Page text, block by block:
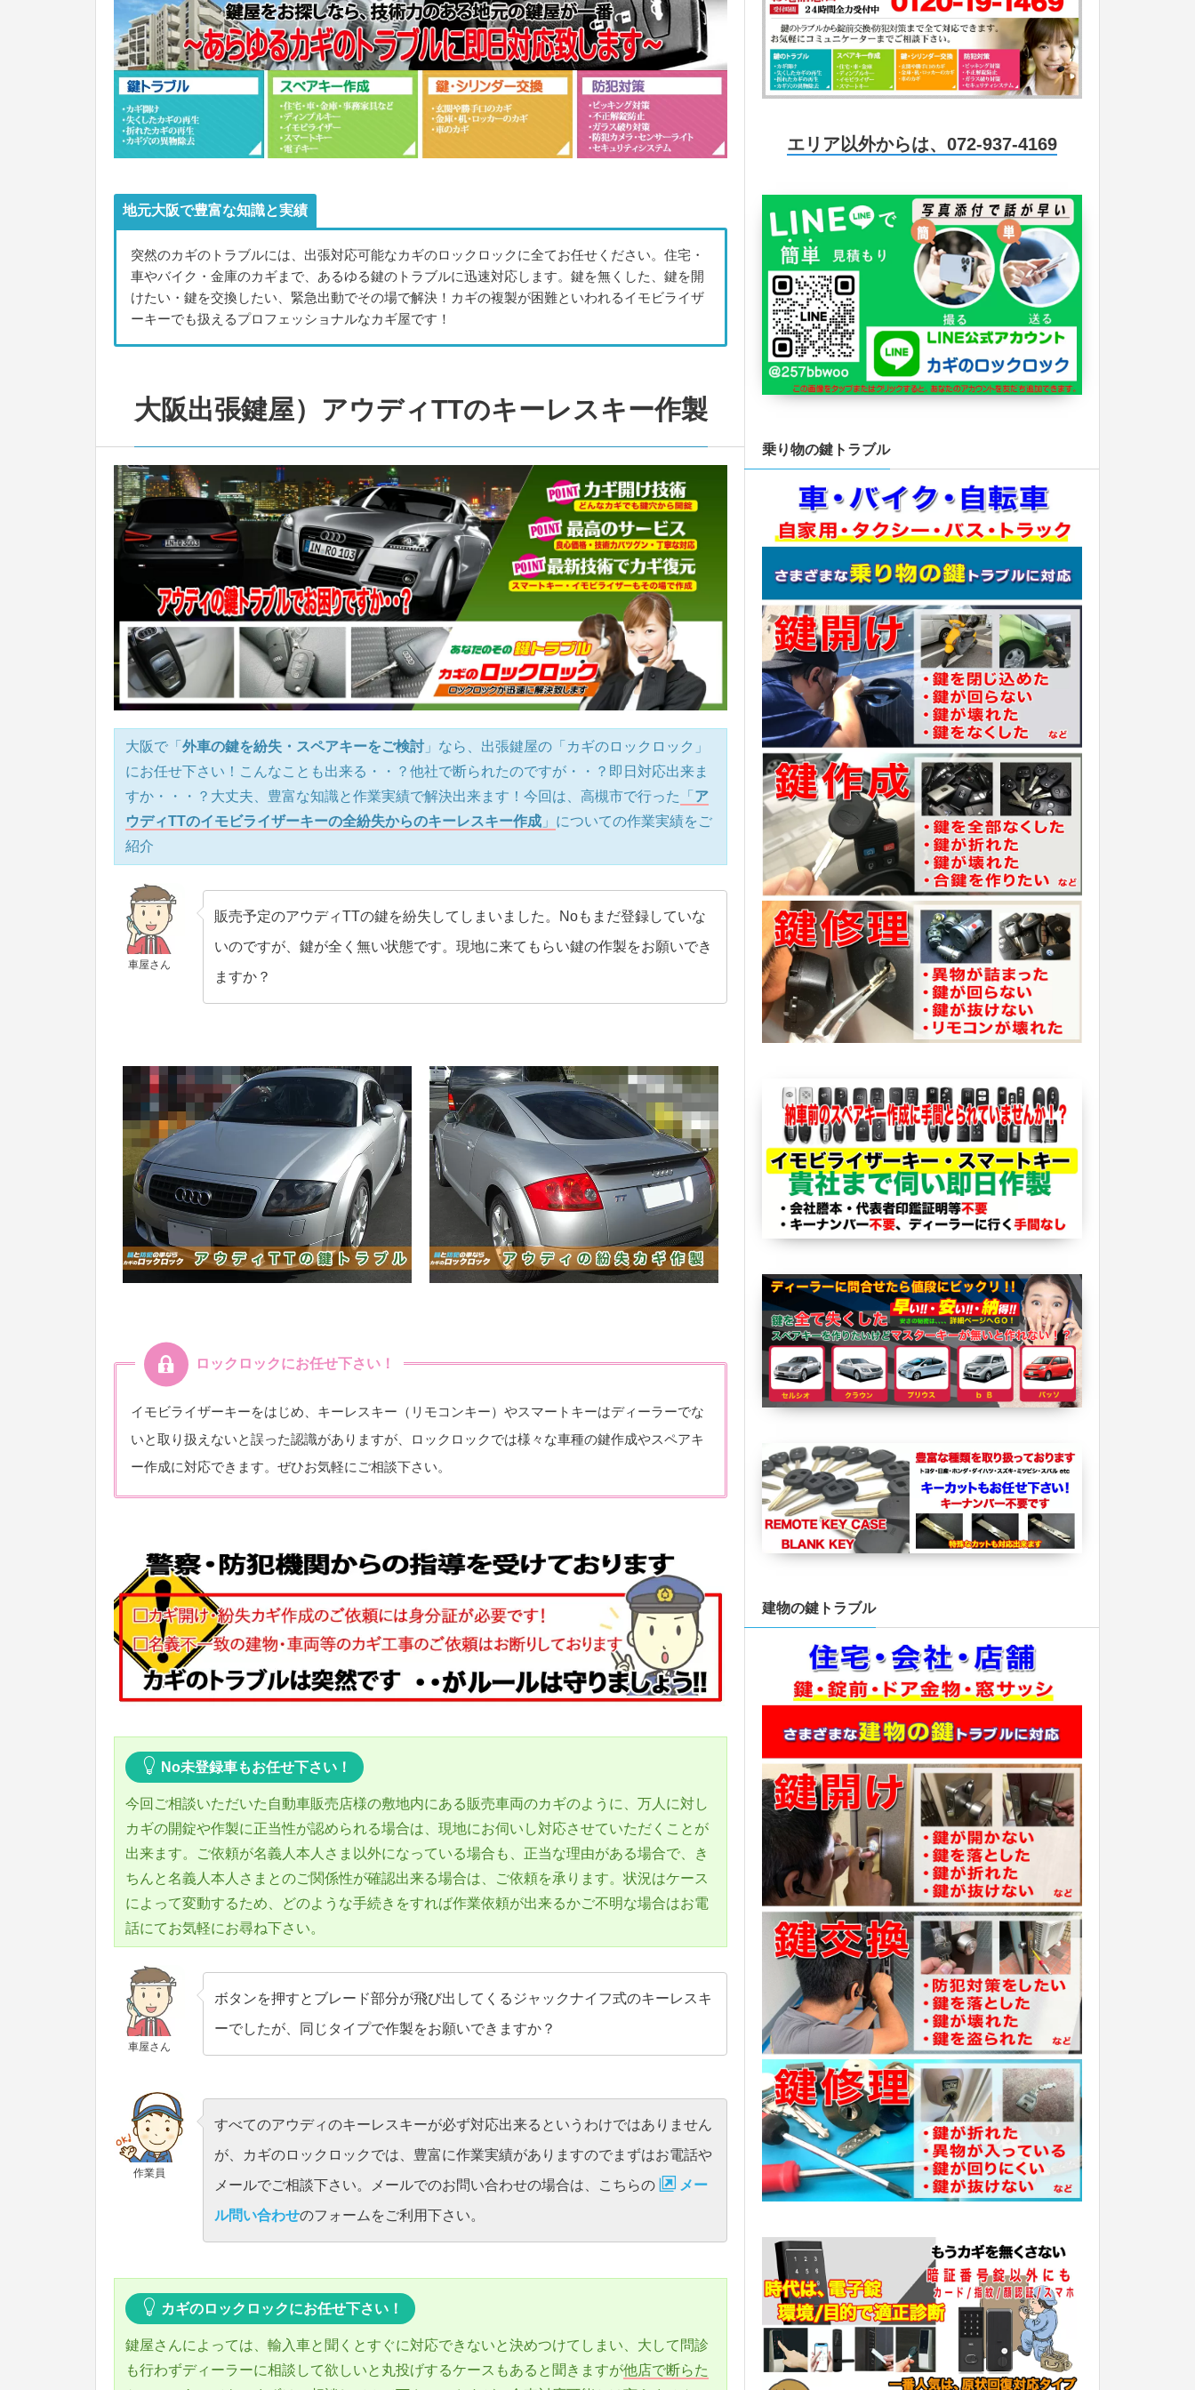
地元大阪で豊富な知識と実績
突然のカギのトラブルには、出張対応可能なカギのロックロックに全てお任せください。住宅・
車やバイク・金庫のカギまで、あるゆる鍵のトラブルに迅速対応します。鍵を無くした、鍵を開
けたい・鍵を交換したい、緊急出動でその場で解決！カギの複製が困難といわれるイモビライザ
ーキーでも扱えるプロフェッショナルなカギ屋です！
大阪出張鍵屋）アウディTTのキーレスキー作製
大阪で「 外車の鍵を紛失・スペアキーをご検討 」なら、出張鍵屋の「カギのロックロック」
にお任せ下さい！こんなことも出来る・・？他社で断られたのですが・・？即日対応出来ま
すか・・・？大丈夫、豊富な知識と作業実績で解決出来ます！今回は、高槻市で行った
「 ア
ウディTTのイモビライザーキーの全紛失からのキーレスキー作成 」 についての作業実績をご
紹介
車屋さん
販売予定のアウディTTの鍵を紛失してしまいました。Noもまだ登録していな
いのですが、鍵が全く無い状態です。現地に来てもらい鍵の作製をお願いでき
ますか？
ロックロックにお任せ下さい！
イモビライザーキーをはじめ、キーレスキー（リモコンキー）やスマートキーはディーラーでな
いと取り扱えないと誤った認識がありますが、ロックロックでは様々な車種の鍵作成やスペアキ
ー作成に対応できます。ぜひお気軽にご相談下さい。
No未登録車もお任せ下さい！
今回ご相談いただいた自動車販売店様の敷地内にある販売車両のカギのように、万人に対し
カギの開錠や作製に正当性が認められる場合は、現地にお伺いし対応させていただくことが
出来ます。ご依頼が名義人本人さま以外になっている場合も、正当な理由がある場合で、き
ちんと名義人本人さまとのご関係性が確認出来る場合は、ご依頼を承ります。状況はケース
によって変動するため、どのような手続きをすれば作業依頼が出来るかご不明な場合はお電
話にてお気軽にお尋ね下さい。
車屋さん
ボタンを押すとブレード部分が飛び出してくるジャックナイフ式のキーレスキ
ーでしたが、同じタイプで作製をお願いできますか？
作業員
すべてのアウディのキーレスキーが必ず対応出来るというわけではありません
が、カギのロックロックでは、豊富に作業実績がありますのでまずはお電話や
メールでご相談下さい。メールでのお問い合わせの場合は、こちらの
メー
ル問い合わせのフォームをご利用下さい。
カギのロックロックにお任せ下さい！
鍵屋さんによっては、輸入車と聞くとすぐに対応できないと決めつけてしまい、大して問診
も行わずディーラーに相談して欲しいと丸投げするケースもあると聞きますが他店で断らた
エリア以外からは、072-937-4169
乗り物の鍵トラブル
建物の鍵トラブル